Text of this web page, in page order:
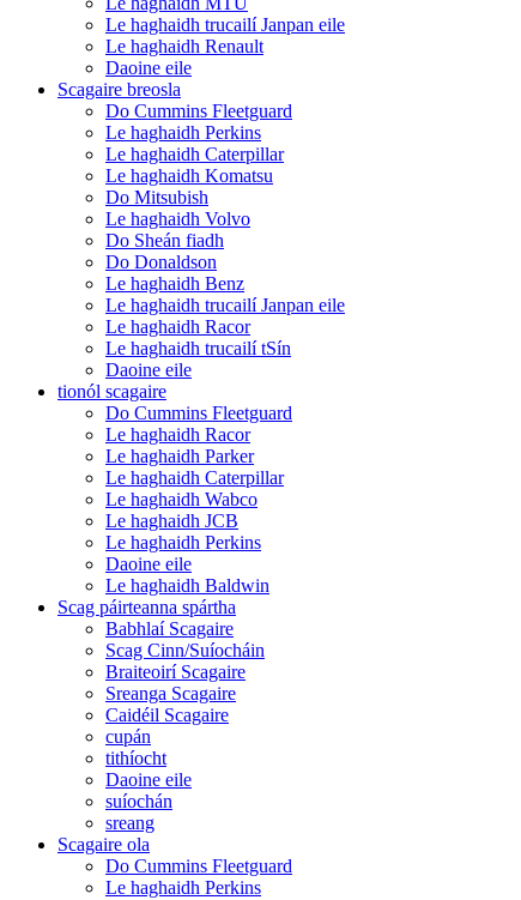
Le haghaidh trucailí Janpan eile
Le haghaidh Renault
Daoine eile
Scagaire breosla
Do Cummins Fleetguard
Le haghaidh Perkins
Le haghaidh Caterpillar
Le haghaidh Komatsu
Do Mitsubish
Le haghaidh Volvo
Do Sheán fiadh
Do Donaldson
Le haghaidh Benz
Le haghaidh trucailí Janpan eile
Le haghaidh Racor
Le haghaidh trucailí tSín
Daoine eile
tionól scagaire
Do Cummins Fleetguard
Le haghaidh Racor
Le haghaidh Parker
Le haghaidh Caterpillar
Le haghaidh Wabco
Le haghaidh JCB
Le haghaidh Perkins
Daoine eile
Le haghaidh Baldwin
Scag páirteanna spártha
Babhlaí Scagaire
Scag Cinn/Suíocháin
Braiteoirí Scagaire
Sreanga Scagaire
Caidéil Scagaire
cupán
tithíocht
Daoine eile
suíochán
sreang
Scagaire ola
Do Cummins Fleetguard
Le haghaidh Perkins